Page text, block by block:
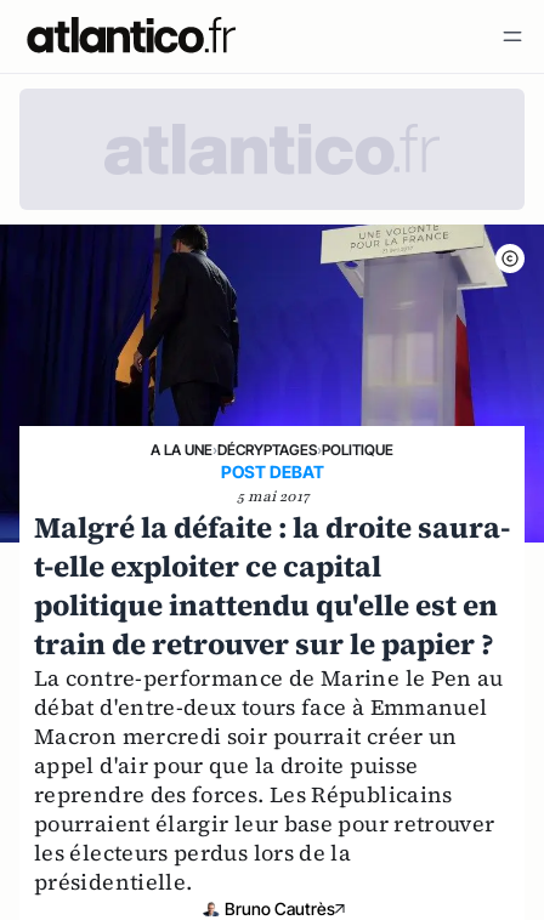
A LA UNE›DÉCRYPTAGES›POLITIQUE
POST DEBAT
5 mai 2017
Malgré la défaite : la droite saura-
t-elle exploiter ce capital
politique inattendu qu'elle est en
train de retrouver sur le papier ?
La contre-performance de Marine le Pen au
débat d'entre-deux tours face à Emmanuel
Macron mercredi soir pourrait créer un
appel d'air pour que la droite puisse
reprendre des forces. Les Républicains
pourraient élargir leur base pour retrouver
les électeurs perdus lors de la
présidentielle.
Bruno Cautrès